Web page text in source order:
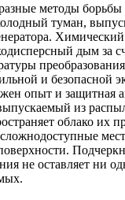
методы борьбы
туман,
дым за
и безопасной
опыт и защитная
из
облако их
не оставляет ни